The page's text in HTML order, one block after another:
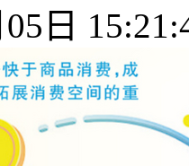
日